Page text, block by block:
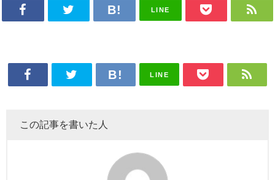
LINE
LINE
この記事を書いた人